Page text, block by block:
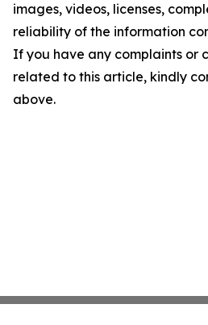
images, videos, licenses,
reliability of the information
If you have any complaints or
related to this article, kindly
above.